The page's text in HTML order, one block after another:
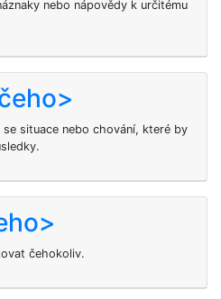
nebo nápovědy k určitému
situace nebo chování, které by
čehokoliv.